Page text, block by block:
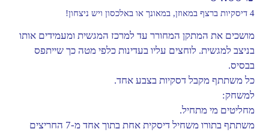
4 דיסקיות ברצף במאוזן, במאונך או באלכסון ויש ניצחון!
מושכים את המתקן המחורר עד למרכז המגשית ומעמידים אותו
בניצב למגשית. לוחצים עליו בעדינות כלפי מטה כך שייתפס
בבסיס.
כל משתתף מקבל דסקיות בצבע אחד.
למשחק:
מחליטים מי מתחיל.
משתתף בתורו משחיל דיסקית אחת בתוך אחד מ-7 החריצים